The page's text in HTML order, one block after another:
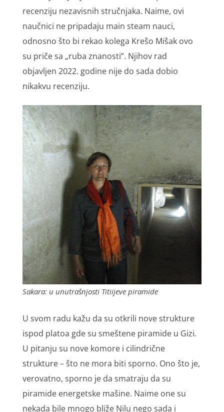
recenziju nezavisnih stručnjaka. Naime, ovi
naučnici ne pripadaju main steam nauci,
odnosno što bi rekao kolega Krešo Mišak ovo
su priče sa „ruba znanosti”. Njihov rad
objavljen 2022. godine nije do sada dobio
nikakvu recenziju.
Sakara: u unutrašnjosti Titiijeve piramide
U svom radu kažu da su otkrili nove strukture
ispod platoa gde su smeštene piramide u Gizi.
U pitanju su nove komore i cilindrične
strukture – što ne mora biti sporno. Ono što je,
verovatno, sporno je da smatraju da su
piramide energetske mašine. Naime one su
nekada bile mnogo bliže Nilu nego sada i